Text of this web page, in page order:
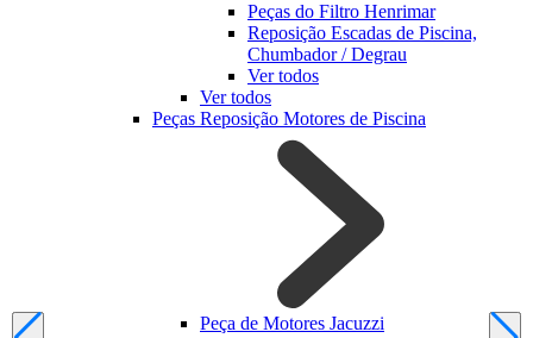
Peças do Filtro Henrimar
Reposição Escadas de Piscina,
Chumbador / Degrau
Ver todos
Ver todos
Peças Reposição Motores de Piscina
Peça de Motores Jacuzzi